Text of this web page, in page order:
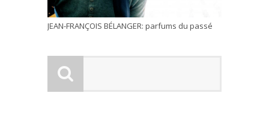
JEAN-FRANÇOIS BÉLANGER: parfums du passé